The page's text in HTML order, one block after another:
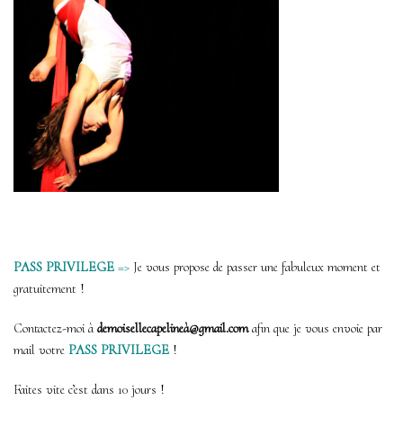
PASS PRIVILEGE => Je vous propose de passer une fabuleux moment et
gratuitement !
Contactez-moi à demoisellecapelineà@gmail.comafin que je vous envoie par
mail votre PASS PRIVILEGE !
Faites vite c’est dans 10 jours !